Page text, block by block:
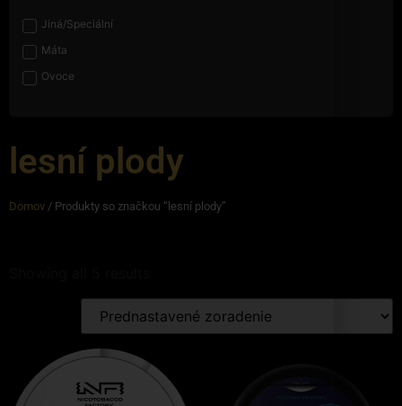
Jiná/Speciální
Máta
Ovoce
lesní plody
Domov / Produkty so značkou “lesní plody”